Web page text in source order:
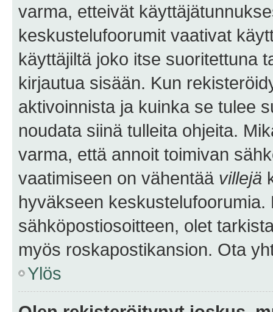
varma, etteivät
keskustelufoorumit vaativat
käyttäjiltä joko itse suoritettuna
kirjautua sisään. Kun
aktivoinnista ja kuinka se tulee
noudata siinä tulleita ohjeita.
varma, että annoit toimivan
vaatimiseen on vähentää villejä
hyväkseen
sähköpostiosoitteen, olet
myös roskapostikansion. Ota
Ylös